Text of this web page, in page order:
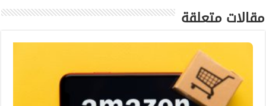
مقالات متعلقة